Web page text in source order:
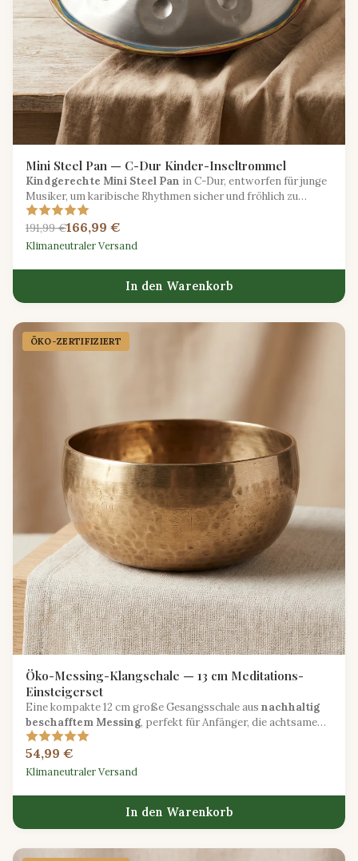
Mini Steel Pan — C-Dur Kinder-Inseltrommel
Kindgerechte Mini Steel Pan in C-Dur, entworfen für junge
Musiker, um karibische Rhythmen sicher und fröhlich zu
erkunden.
191,99 €166,99 €
Klimaneutraler Versand
In den Warenkorb
ÖKO-ZERTIFIZIERT
Öko-Messing-Klangschale — 13 cm Meditations-
Einsteigerset
Eine kompakte 12 cm große Gesangsschale aus nachhaltig
beschafftem Messing, perfekt für Anfänger, die achtsame
Klangpraxis erkunden.
54,99 €
Klimaneutraler Versand
In den Warenkorb